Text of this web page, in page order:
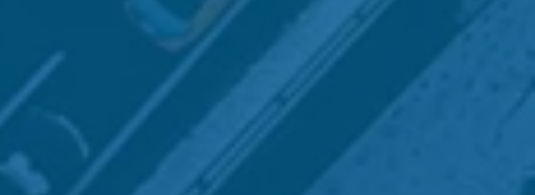
et services français,
niveau national comme
international.